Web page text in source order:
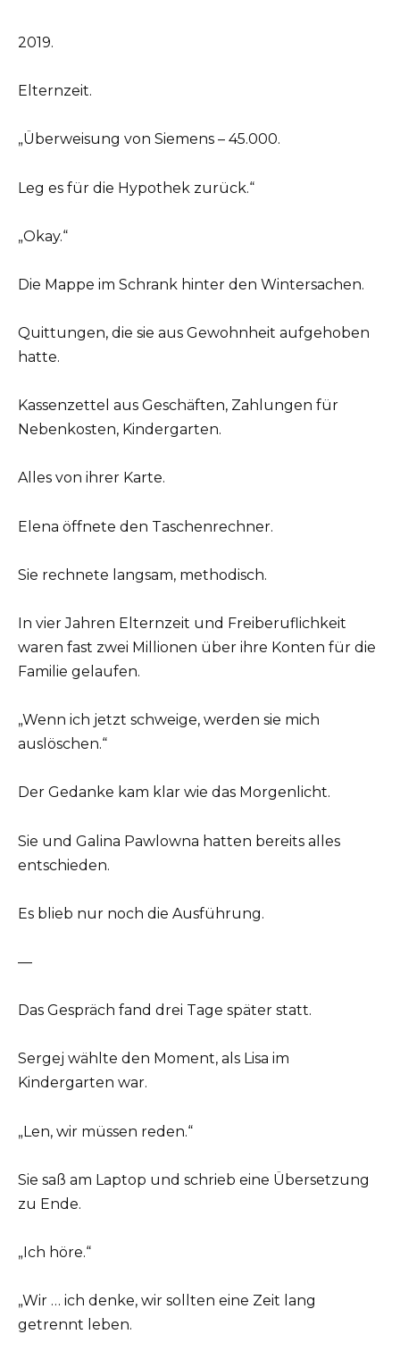
2019.
Elternzeit.
„Überweisung von Siemens – 45.000.
Leg es für die Hypothek zurück.“
„Okay.“
Die Mappe im Schrank hinter den Wintersachen.
Quittungen, die sie aus Gewohnheit aufgehoben
hatte.
Kassenzettel aus Geschäften, Zahlungen für
Nebenkosten, Kindergarten.
Alles von ihrer Karte.
Elena öffnete den Taschenrechner.
Sie rechnete langsam, methodisch.
In vier Jahren Elternzeit und Freiberuflichkeit
waren fast zwei Millionen über ihre Konten für die
Familie gelaufen.
„Wenn ich jetzt schweige, werden sie mich
auslöschen.“
Der Gedanke kam klar wie das Morgenlicht.
Sie und Galina Pawlowna hatten bereits alles
entschieden.
Es blieb nur noch die Ausführung.
—
Das Gespräch fand drei Tage später statt.
Sergej wählte den Moment, als Lisa im
Kindergarten war.
„Len, wir müssen reden.“
Sie saß am Laptop und schrieb eine Übersetzung
zu Ende.
„Ich höre.“
„Wir … ich denke, wir sollten eine Zeit lang
getrennt leben.